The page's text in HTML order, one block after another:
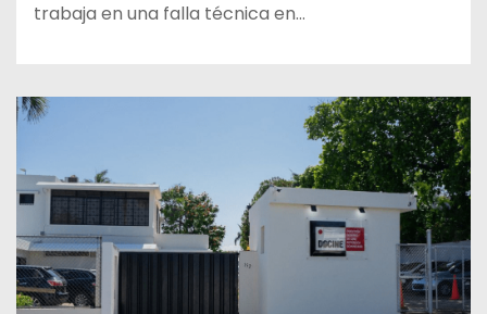
trabaja en una falla técnica en…